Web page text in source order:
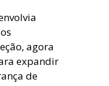
agora
expandir
de